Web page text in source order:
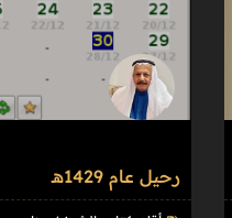
رحيل عام 1429هـ